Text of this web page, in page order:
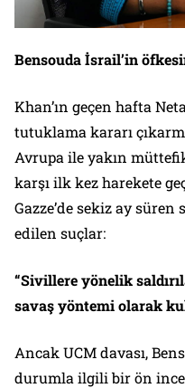
Bensouda İsrail’in
Khan’ın geçen hafta
tutuklama kararı
Avrupa ile yakın
karşı ilk kez harekete
Gazze’de sekiz ay
edilen suçlar:
“Sivillere yönelik
savaş yöntemi olarak
Ancak UCM davası,
durumla ilgili bir ön